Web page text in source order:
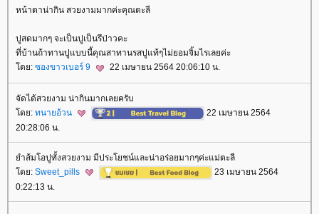
หน้าตาน่ากิน สวยงามมากค่ะคุณตะลี
ปูสดมากๆ จะเป็นปูเป็นรึป่าวคะ
ที่บ้านถ้าทานปูแบบนี้คุณสาทานรสปูแท้ๆไม่ยอมจิ้มไรเลยค่ะ
ดย: ซองขาวเบอร์ 9 22 เมษายน 2564 20:06:10 น.
จัดได้สวยงาม น่ากินมากเลยครับ
ดย: ทนายอ้วน
22 เมษายน 2564
20:28:06 น.
ำส้มโอปูทั้งสวยงาม มีประโยชน์และน่าอร่อยมากๆค่ะแม่ตะลี
ดย: Sweet_pills
23 เมษายน 2564
0:22:13 น.